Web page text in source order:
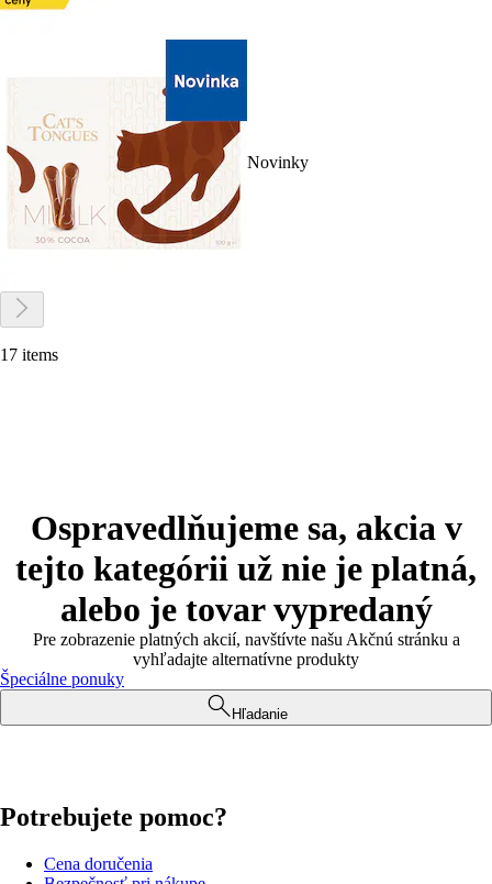
Novinky
17 items
Ospravedlňujeme sa, akcia v
tejto kategórii už nie je platná,
alebo je tovar vypredaný
Pre zobrazenie platných akcií, navštívte našu Akčnú stránku a
vyhľadajte alternatívne produkty
Špeciálne ponuky
Hľadanie
Potrebujete pomoc?
Cena doručenia